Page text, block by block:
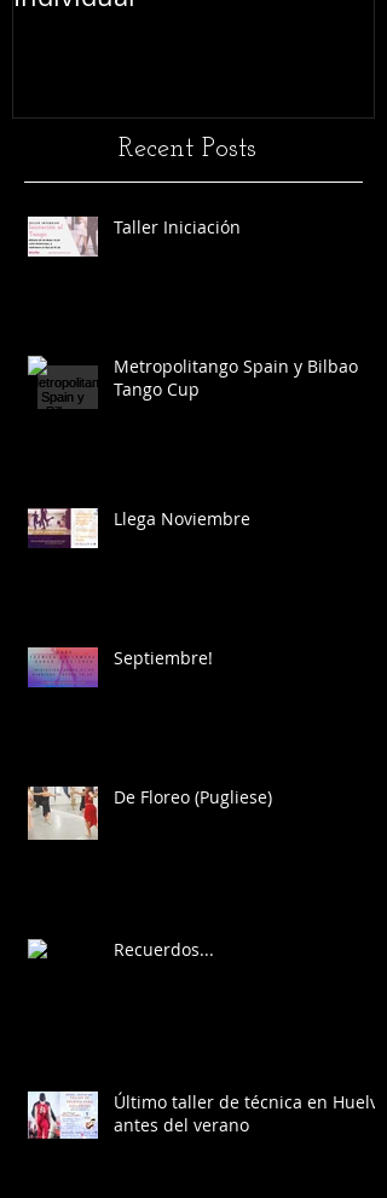
Recent Posts
Taller Iniciación
Metropolitango Spain y Bilbao
Tango Cup
Llega Noviembre
Septiembre!
De Floreo (Pugliese)
Recuerdos...
Último taller de técnica en Huelva
antes del verano